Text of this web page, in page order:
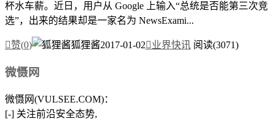
杯水车薪。近日，用户从 Google 上输入“总统是否能第三次竞
选”，出来的结果却是一家名为 NewsExami...
赞(0) 狐狸酱2017-01-02业界快讯 阅读(3071)
微慑网
微慑网(VULSEE.COM)：
[-] 关注前沿安全态势,